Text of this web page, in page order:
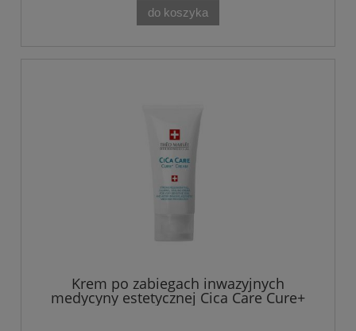
do koszyka
Krem po zabiegach inwazyjnych
medycyny estetycznej Cica Care Cure+
Cream Theo Marvee 50 ml